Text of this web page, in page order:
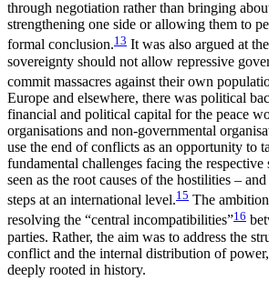
through negotiation rather than bringing
strengthening one side or allowing them to
formal con­clusion.13 It was also argued at
sovereignty should not allow repressive
commit massacres against their own
Europe and elsewhere, there was political
financial and politi­cal capital for the peace
orga­nisations and non-governmental
use the end of conflicts as an opportunity to
fundamental challenges facing the respective
seen as the root causes of the hostilities –
steps at an international level.15 The
resolving the “central incompatibilities”16
parties. Rather, the aim was to address the
conflict and the internal distribution of
deeply rooted in history.